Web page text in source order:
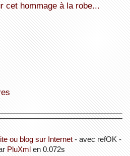
cet hommage à la robe...
ou blog sur Internet - avec refOK -
PluXmlen 0.072s